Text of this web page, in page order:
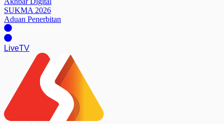
SUKMA 2026
Aduan Penerbitan
LiveTV